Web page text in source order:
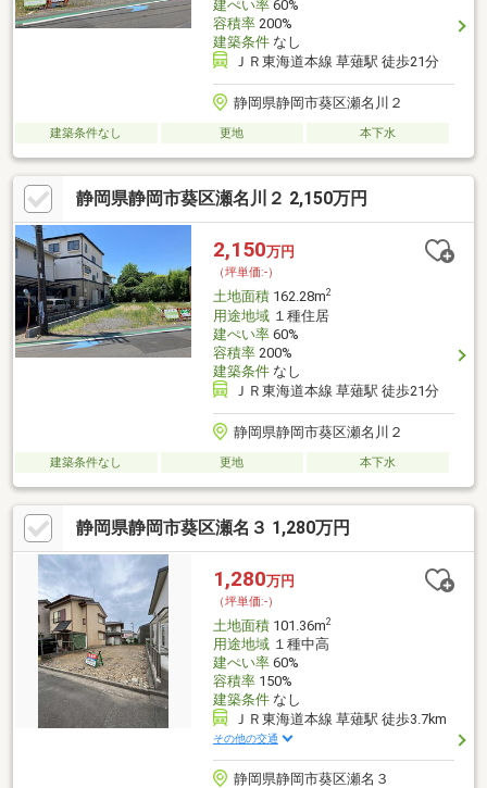
建ぺい率60%
容積率200%
建築条件なし
ＪＲ東海道本線 草薙駅 徒歩21分
静岡県静岡市葵区瀬名川２
建築条件なし 更地 本下水
静岡県静岡市葵区瀬名川２ 2,150万円
2,150万円
（坪単価:-）
土地面積162.28m2
用途地域１種住居
建ぺい率60%
容積率200%
建築条件なし
ＪＲ東海道本線 草薙駅 徒歩21分
静岡県静岡市葵区瀬名川２
建築条件なし 更地 本下水
静岡県静岡市葵区瀬名３ 1,280万円
1,280万円
（坪単価:-）
土地面積101.36m2
用途地域１種中高
建ぺい率60%
容積率150%
建築条件なし
ＪＲ東海道本線 草薙駅 徒歩3.7km
その他の交通
静岡県静岡市葵区瀬名３